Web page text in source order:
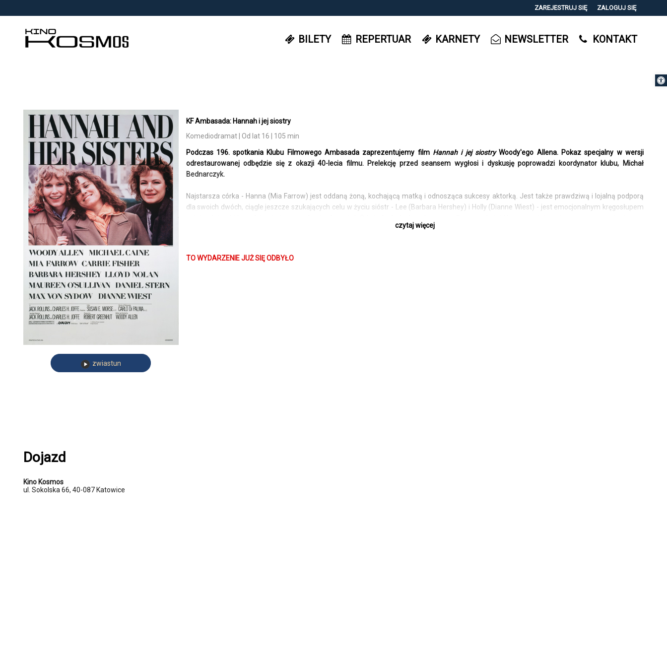
ZAREJESTRUJ SIĘ ZALOGUJ SIĘ
14
BILETY REPERTUAR KARNETY NEWSLETTER KONTAKT
zwiastun
KF Ambasada: Hannah i jej siostry
Komediodramat | Od lat 16 | 105 min
Podczas 196. spotkania Klubu Filmowego Ambasada zaprezentujemy film Hannah i jej siostryWoody'ego Allena. Pokaz specjalny w wersji
odrestaurowanej odbędzie się z okazji 40-lecia filmu. Prelekcję przed seansem wygłosi i dyskusję poprowadzi koordynator klubu, Michał
Bednarczyk.
Najstarsza córka - Hanna (Mia Farrow) jest oddaną żoną, kochającą matką i odnosząca sukcesy aktorką. Jest także prawdziwą i lojalną podporą
dla swoich dwóch, ciągle jeszcze szukających celu w życiu sióstr - Lee (Barbara Hershey) i Holly (Dianne Wiest) - jest emocjonalnym kręgosłupem
rywalizację, kobieta zdaje sobie nagle sprawę, że jest tak samo samotna i zagubiona jak wszyscy inni. Aby się odnaleźć, musi dokonać wyboru
Michał Bednarczyk- kulturoznawca i filmoznawca, wykładowca na Wydziale Humanistycznym UŚ, koordynator Ambasady, twórca
czytaj więcej
TO WYDARZENIE JUŻ SIĘ ODBYŁO
Dojazd
Kino Kosmos
ul. Sokolska 66, 40-087 Katowice